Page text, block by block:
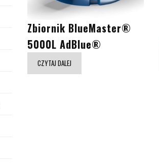
Zbiornik BlueMaster®
5000L AdBlue®
CZYTAJ DALEJ